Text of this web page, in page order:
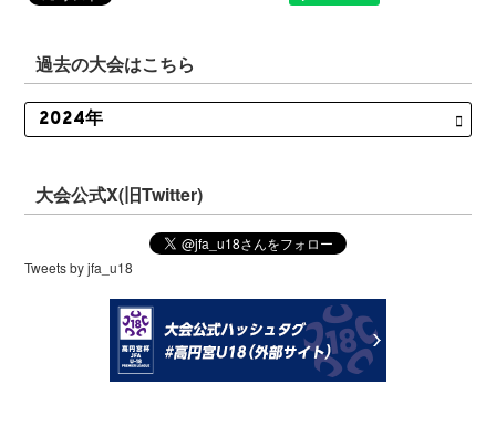
過去の大会はこちら
大会公式X(旧Twitter)
Tweets by jfa_u18